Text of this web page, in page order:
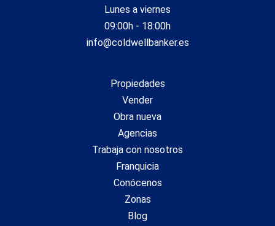
Lunes a viernes
09:00h - 18:00h
info@coldwellbanker.es
Propiedades
Vender
Obra nueva
Agencias
Trabaja con nosotros
Franquicia
Conócenos
Zonas
Blog